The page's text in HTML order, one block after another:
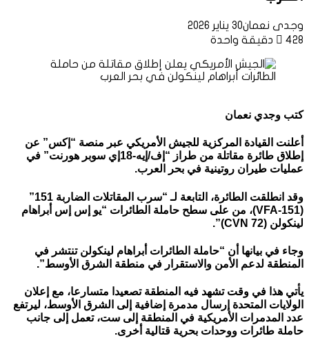
وجدى نعمان30 يناير 2026
428
دقيقة واحدة
كتب وجدي نعمان
أعلنت القيادة المركزية للجيش الأمريكي عبر منصة “إكس” عن
إطلاق طائرة مقاتلة من طراز “إف/إيه-18إي سوبر هورنت” في
عمليات طيران روتينية في بحر العرب.
وقد انطلقت الطائرة، التابعة لـ “سرب المقاتلات الضاربة 151”
(VFA-151)، من على سطح حاملة الطائرات “يو إس إس أبراهام
لينكولن (CVN 72)”.
وجاء في بيانها أن “حاملة الطائرات أبراهام لينكولن تنتشر في
المنطقة لدعم الأمن والاستقرار في منطقة الشرق الأوسط”.
يأتي هذا في وقت تشهد فيه المنطقة تصعيدا متسارعا، مع إعلان
الولايات المتحدة إرسال مدمرة إضافية إلى الشرق الأوسط، ليرتفع
عدد المدمرات الأمريكية في المنطقة إلى ست، تعمل إلى جانب
حاملة طائرات ووحدات بحرية قتالية أخرى.